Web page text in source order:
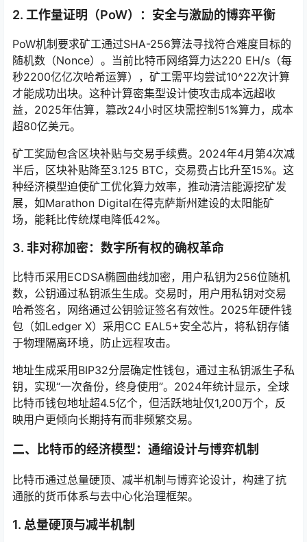
2. 工作量证明（PoW）：安全与激励的博弈平衡
PoW机制要求矿工通过SHA-256算法寻找符合难度目标的
随机数（Nonce）。当前比特币网络算力达220 EH/s（每
秒2200亿亿次哈希运算），矿工需平均尝试10^22次计算
才能成功出块。这种计算密集型设计使攻击成本远超收
益，2025年估算，篡改24小时区块需控制51%算力，成本
超80亿美元。
矿工奖励包含区块补贴与交易手续费。2024年4月第4次减
半后，区块补贴降至3.125 BTC，交易费占比升至15%。这
种经济模型迫使矿工优化算力效率，推动清洁能源挖矿发
展，如Marathon Digital在得克萨斯州建设的太阳能矿
场，能耗比传统煤电降低42%。
3. 非对称加密：数字所有权的确权革命
比特币采用ECDSA椭圆曲线加密，用户私钥为256位随机
数，公钥通过私钥派生生成。交易时，用户用私钥对交易
哈希签名，网络通过公钥验证签名有效性。2025年硬件钱
包（如Ledger X）采用CC EAL5+安全芯片，将私钥存储
于物理隔离环境，防止远程攻击。
地址生成采用BIP32分层确定性钱包，通过主私钥派生子私
钥，实现“一次备份，终身使用”。2024年统计显示，全球
比特币钱包地址超4.5亿个，但活跃地址仅1,200万个，反
映用户更倾向长期持有而非频繁交易。
二、比特币的经济模型：通缩设计与博弈机制
比特币通过总量硬顶、减半机制与博弈论设计，构建了抗
通胀的货币体系与去中心化治理框架。
1. 总量硬顶与减半机制